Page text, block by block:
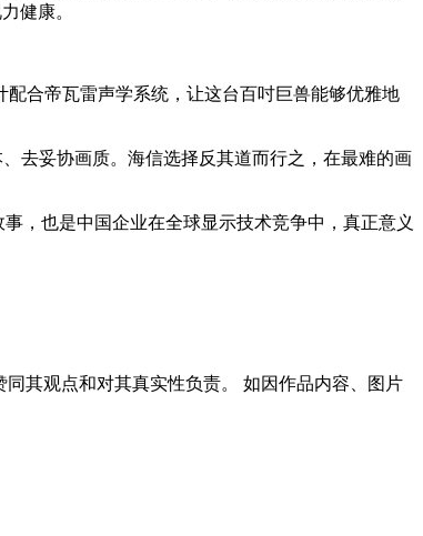
健康。
合帝瓦雷声学系统，让这台百吋巨兽能够优雅地
去妥协画质。海信选择反其道而行之，在最难的画
，也是中国企业在全球显示技术竞争中，真正意义
其观点和对其真实性负责。 如因作品内容、图片